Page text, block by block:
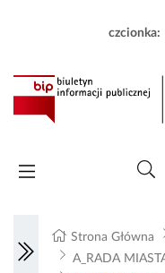
czcionka:
Strona Główna
A_RADA